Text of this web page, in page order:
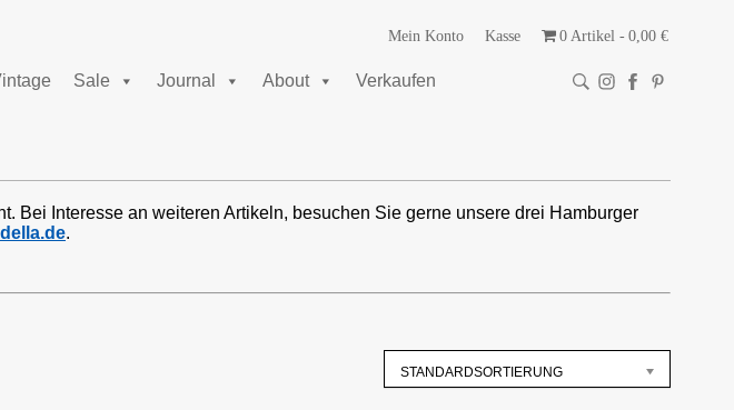
Mein Konto Kasse 0 Artikel 0,00 €
Sale Journal About Verkaufen
Bei Interesse an weiteren Artikeln, besuchen Sie gerne unsere drei Hamburger
.
STANDARDSORTIERUNG